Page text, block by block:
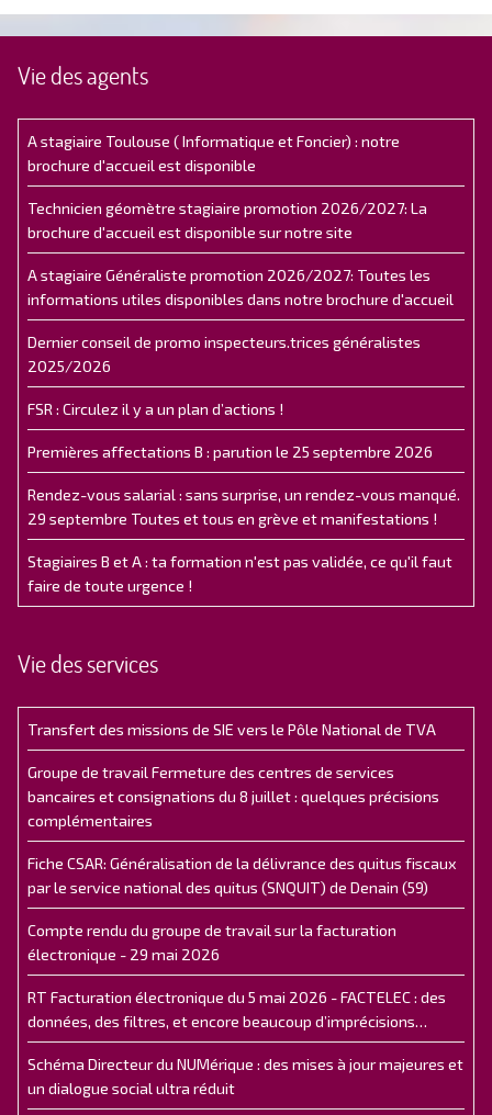
Vie des agents
A stagiaire Toulouse ( Informatique et Foncier) : notre
brochure d'accueil est disponible
Technicien géomètre stagiaire promotion 2026/2027: La
brochure d'accueil est disponible sur notre site
A stagiaire Généraliste promotion 2026/2027: Toutes les
informations utiles disponibles dans notre brochure d'accueil
Dernier conseil de promo inspecteurs.trices généralistes
2025/2026
FSR : Circulez il y a un plan d’actions !
Premières affectations B : parution le 25 septembre 2026
Rendez-vous salarial : sans surprise, un rendez-vous manqué.
29 septembre Toutes et tous en grève et manifestations !
Stagiaires B et A : ta formation n'est pas validée, ce qu'il faut
faire de toute urgence !
Vie des services
Transfert des missions de SIE vers le Pôle National de TVA
Groupe de travail Fermeture des centres de services
bancaires et consignations du 8 juillet : quelques précisions
complémentaires
Fiche CSAR: Généralisation de la délivrance des quitus fiscaux
par le service national des quitus (SNQUIT) de Denain (59)
Compte rendu du groupe de travail sur la facturation
électronique - 29 mai 2026
RT Facturation électronique du 5 mai 2026 - FACTELEC : des
données, des filtres, et encore beaucoup d’imprécisions…
Schéma Directeur du NUMérique : des mises à jour majeures et
un dialogue social ultra réduit